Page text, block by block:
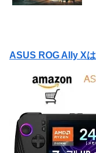
ASUS ROG Ally X